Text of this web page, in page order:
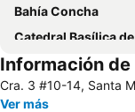
Bahía Concha
Catedral Basílica de
Quinta de San Pedro
Ciudad Perdida
Información
Cra. 3 #10-14, Santa
Ver más